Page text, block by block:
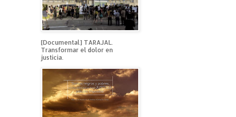
[Documental] TARAJAL.
Transformar el dolor en
justicia.